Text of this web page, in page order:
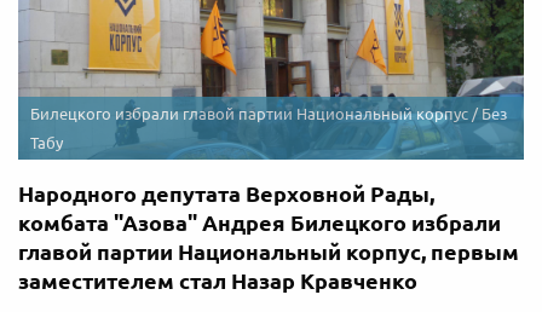
Билецкого избрали главой партии Национальный корпус / Без
Табу
Народного депутата Верховной Рады,
комбата "Азова" Андрея Билецкого избрали
главой партии Национальный корпус, первым
заместителем стал Назар Кравченко